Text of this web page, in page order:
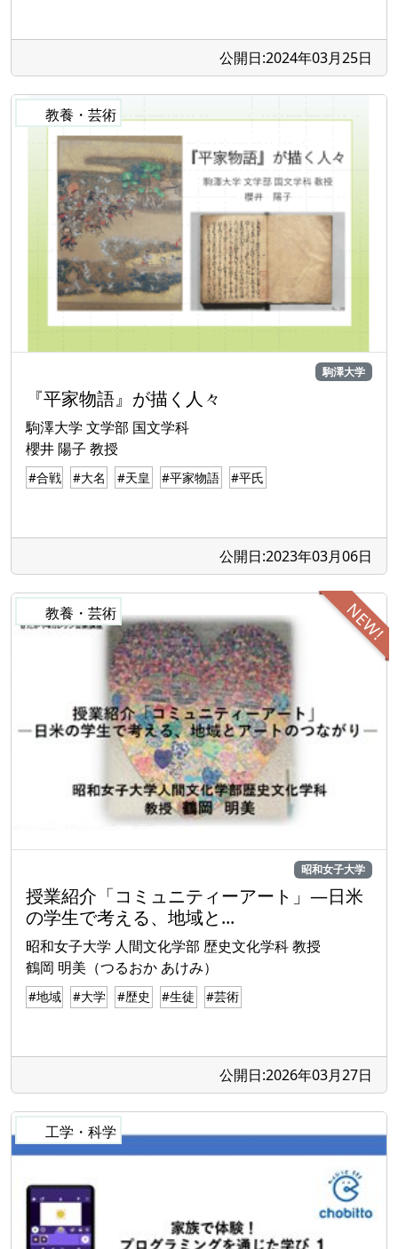
公開日:2024年03月25日
駒澤大学
『平家物語』が描く人々
駒澤大学 文学部 国文学科
櫻井 陽子 教授
#合戦 #大名 #天皇 #平家物語 #平氏
公開日:2023年03月06日
NEW!
昭和女子大学
授業紹介「コミュニティーアート」―日米
の学生で考える、地域と...
昭和女子大学 人間文化学部 歴史文化学科 教授
鶴岡 明美（つるおか あけみ）
#地域 #大学 #歴史 #生徒 #芸術
公開日:2026年03月27日